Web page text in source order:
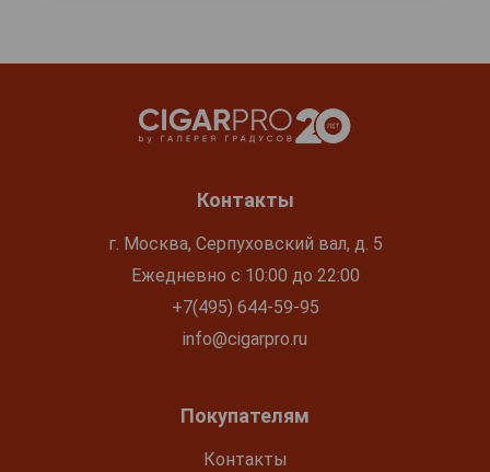
Контакты
г. Москва, Серпуховский вал, д. 5
Ежедневно с 10:00 до 22:00
+7(495) 644-59-95
info@cigarpro.ru
Покупателям
Контакты